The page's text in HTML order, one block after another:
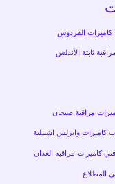
كاميرات الفردوس
ثابتة الأندلس
مراقبة صبحان
كاميرات وايرلس اشبيلية
كاميرات مراقبه العدان
المطلاع